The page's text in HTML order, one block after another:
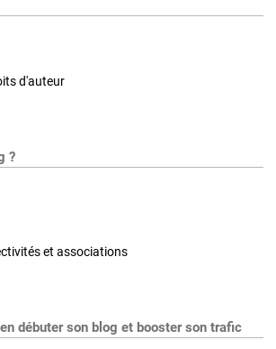
d'auteur
?
et associations
débuter son blog et booster son trafic